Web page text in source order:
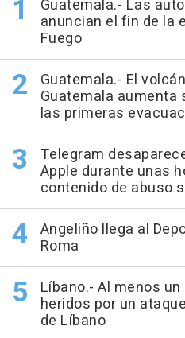
Guatemala.- Las
anuncian el fin de la
Fuego
Guatemala.- El
Guatemala aumenta
las primeras
Telegram
Apple durante unas
contenido de abuso
Angeliño llega al
Roma
Líbano.- Al menos
heridos por un
de Líbano